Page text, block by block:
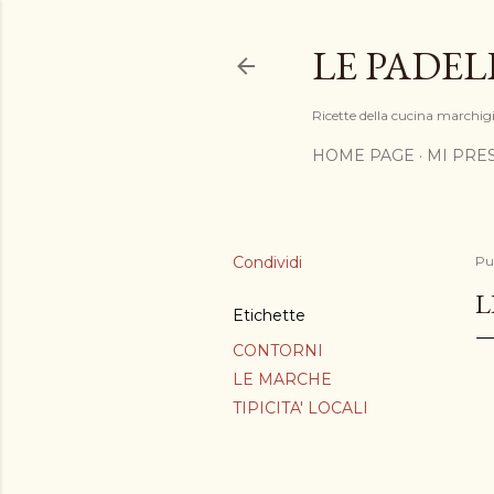
LE
Ricette della cucina
HOME PAGE MI
Condividi
Etichette
CONTORNI
LE MARCHE
TIPICITA' LOCALI